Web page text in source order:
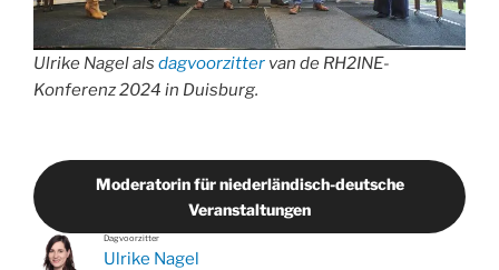
Ulrike Nagel als dagvoorzitter van de RH2INE-
Konferenz 2024 in Duisburg.
Moderatorin für niederländisch-deutsche
Veranstaltungen
Dagvoorzitter
Ulrike Nagel